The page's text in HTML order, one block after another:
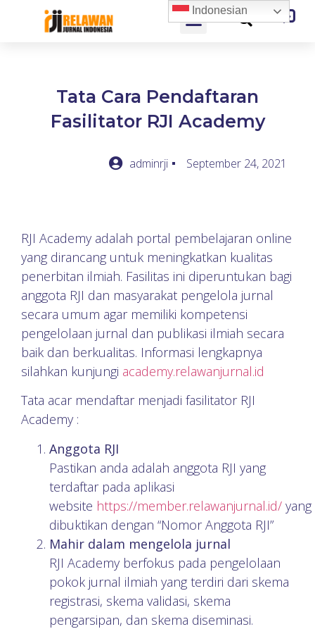
Tata Cara Pendaftaran
Fasilitator RJI Academy
adminrji September 24, 2021
RJI Academy adalah portal pembelajaran online
yang dirancang untuk meningkatkan kualitas
penerbitan ilmiah. Fasilitas ini diperuntukan bagi
anggota RJI dan masyarakat pengelola jurnal
secara umum agar memiliki kompetensi
pengelolaan jurnal dan publikasi ilmiah secara
baik dan berkualitas. Informasi lengkapnya
silahkan kunjungi academy.relawanjurnal.id
Tata acar mendaftar menjadi fasilitator RJI
Academy :
Anggota RJI
Pastikan anda adalah anggota RJI yang
terdaftar pada aplikasi
website https://member.relawanjurnal.id/ yang
dibuktikan dengan “Nomor Anggota RJI”
Mahir dalam mengelola jurnal
RJI Academy berfokus pada pengelolaan
pokok jurnal ilmiah yang terdiri dari skema
registrasi, skema validasi, skema
pengarsipan, dan skema diseminasi.
Indonesian